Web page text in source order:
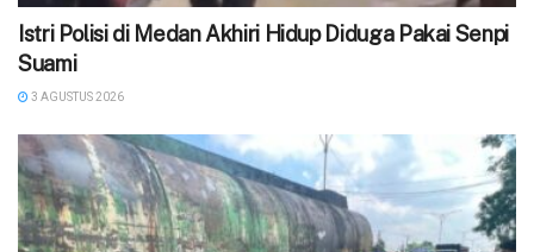
‎Istri Polisi di Medan Akhiri Hidup Diduga Pakai Senpi
Suami
3 AGUSTUS 2026